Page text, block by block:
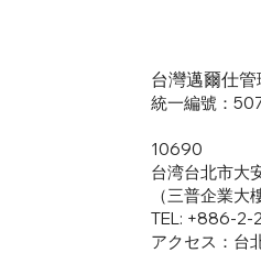
台灣邁爾仕
統一編號：
10690
台湾台北市大
（三普企業大
TEL: +886-2-
アクセス：